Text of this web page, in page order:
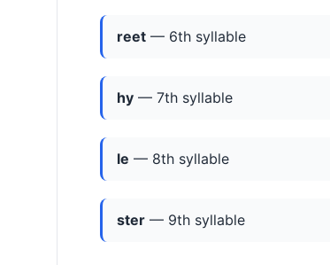
reet — 6th syllable
hy — 7th syllable
le — 8th syllable
ster — 9th syllable